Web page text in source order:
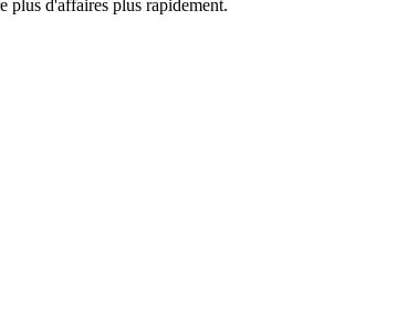
plus d'affaires plus rapidement.